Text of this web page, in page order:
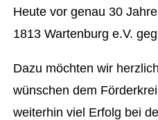
Heute vor genau 30
1813 Wartenburg e.V.
Dazu möchten wir
wünschen dem
weiterhin viel Erfolg bei